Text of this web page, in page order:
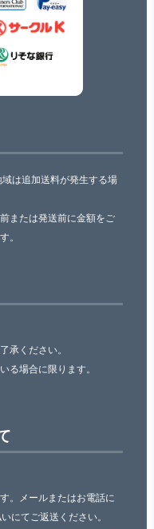
は追加送料が発生する場
または発送前に金額をご
。
承ください。
る場合に限ります。
。メールまたはお電話に
にてご返送ください。